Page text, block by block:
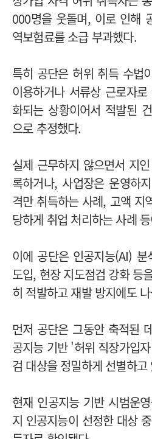
000명을 웃돌며, 이로 인해
역보험료를 소급 부과했다.
특히 공단은 허위 취득 수법
이용하거나 서류상 근로자
화되는 상황이어서 적발된
으로 추정했다.
실제 근무하지 않으면서 지
록하거나, 사업장은 운영하
격만 취득하는 사례, 고액 지
당하게 취업 처리하는 사례
이에 공단은 인공지능(AI)
도입, 현장 지도점검 강화 등
히 적발하고 재발 방지에도
먼저 공단은 그동안 축적된
공지능 기반 '허위 직장가입
검 대상을 정밀하게 선별하고
현재 인공지능 기반 시범운
지 인공지능이 선정한 대상